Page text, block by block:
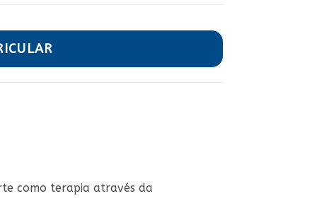
como terapia através da